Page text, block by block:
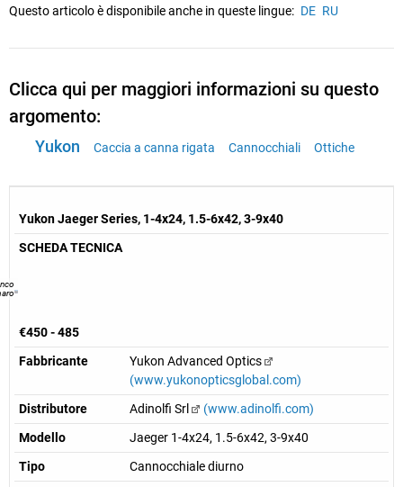
Questo articolo è disponibile anche in queste lingue: DE RU
Clicca qui per maggiori informazioni su questo
argomento:
Yukon Caccia a canna rigata Cannocchiali Ottiche
Yukon Jaeger Series, 1-4x24, 1.5-6x42, 3-9x40
SCHEDA TECNICA
€450 - 485
Fabbricante
Yukon Advanced Optics
(www.yukonopticsglobal.com)
Distributore
Adinolfi Srl
(www.adinolfi.com)
Modello
Jaeger 1-4x24, 1.5-6x42, 3-9x40
Tipo
Cannocchiale diurno